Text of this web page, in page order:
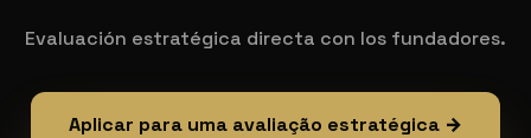
Evaluación estratégica directa con los fundadores.
Aplicar para uma avaliação estratégica →